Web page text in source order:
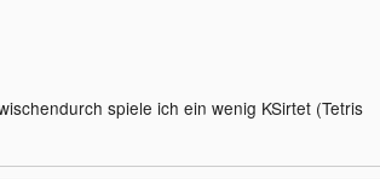
spiele ich ein wenig KSirtet (Tetris